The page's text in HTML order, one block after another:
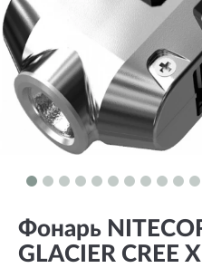
Фонарь
GLACIER CREE